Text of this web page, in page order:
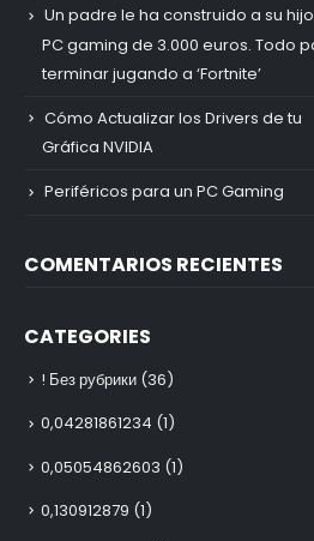
Un padre le ha construido a su
PC gaming de 3.000 euros. Todo
terminar jugando a ‘Fortnite’
Cómo Actualizar los Drivers de tu
Gráfica NVIDIA
Periféricos para un PC Gaming
COMENTARIOS RECIENTES
CATEGORIES
! Без рубрики (36)
0,04281861234 (1)
0,05054862603 (1)
0,130912879 (1)